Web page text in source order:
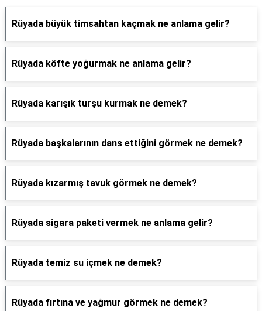
Rüyada büyük timsahtan kaçmak ne anlama gelir?
Rüyada köfte yoğurmak ne anlama gelir?
Rüyada karışık turşu kurmak ne demek?
Rüyada başkalarının dans ettiğini görmek ne demek?
Rüyada kızarmış tavuk görmek ne demek?
Rüyada sigara paketi vermek ne anlama gelir?
Rüyada temiz su içmek ne demek?
Rüyada fırtına ve yağmur görmek ne demek?